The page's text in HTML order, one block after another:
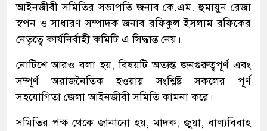
আইনজীবী সমিতির সভাপতি জনাব কে.এম. হুমায়ুন রেজা
স্বপন ও সাধারণ সম্পাদক জনাব রফিকুল ইসলাম রফিকের
নেতৃত্বে কার্যনির্বাহী কমিটি এ সিদ্ধান্ত নেয়।
নোটিশে আরও বলা হয়, বিষয়টি অত্যন্ত জনগুরুত্বপূর্ণ এবং
সম্পূর্ণ অরাজনৈতিক হওয়ায় সংশ্লিষ্ট সকলের পূর্ণ
সহযোগিতা জেলা আইনজীবী সমিতি কামনা করে।
সমিতির পক্ষ থেকে জানানো হয়, মাদক, জুয়া, বাল্যবিবাহ